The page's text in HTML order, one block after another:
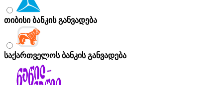
თიბისი ბანკის განვადება
საქართველოს ბანკის განვადება